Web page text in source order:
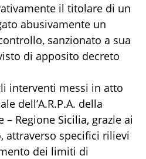
il titolare di un
abusivamente un
sanzionato a sua
di apposito decreto
interventi messi in atto
dell’A.R.P.A. della
Regione Sicilia, grazie ai
attraverso specifici rilievi
dei limiti di